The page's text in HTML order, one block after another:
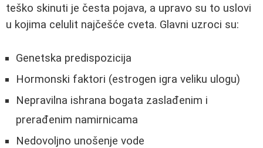
teško skinuti je česta pojava, a upravo su to uslovi
u kojima celulit najčešće cveta. Glavni uzroci su:
Genetska predispozicija
Hormonski faktori (estrogen igra veliku ulogu)
Nepravilna ishrana bogata zaslađenim i
prerađenim namirnicama
Nedovoljno unošenje vode